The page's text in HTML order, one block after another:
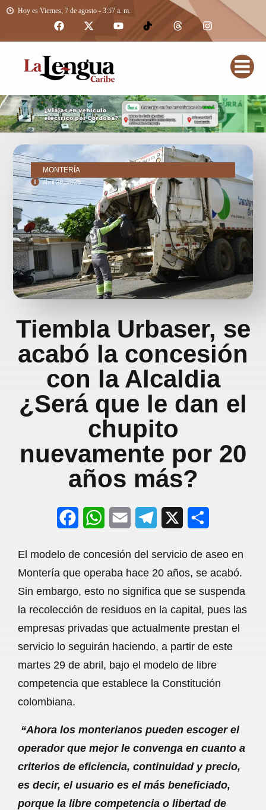
Hoy es Viernes, 7 de agosto - 3:57 a. m.
MONTERÍA
abril 28, 2025
Tiembla Urbaser, se
acabó la concesión
con la Alcaldia
¿Será que le dan el
chupito
nuevamente por 20
años más?
c
o
o
k
W
a
A
p
p
a l
r
a
m
a
El modelo de concesión del servicio de aseo en
Montería que operaba hace 20 años, se acabó.
Sin embargo, esto no significa que se suspenda
la recolección de residuos en la capital, pues las
empresas privadas que actualmente prestan el
servicio lo seguirán haciendo, a partir de este
martes 29 de abril, bajo el modelo de libre
competencia que establece la Constitución
colombiana.
“Ahora los monterianos pueden escoger el
operador que mejor le convenga en cuanto a
criterios de eficiencia, continuidad y precio,
es decir, el usuario es el más beneficiado,
porque la libre competencia o libertad de